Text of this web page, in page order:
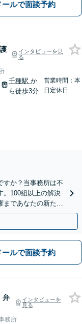
ールで面談予約
インタビューを見
る
千種駅 か
ら徒歩3分
営業時間：本
日定休日
すか？当事務所は不
。100組以上の解決
まであなたの新たな
ールで面談予約
弁
インタビューを
見る
務所